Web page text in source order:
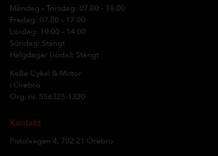
Måndag – Torsdag: 07.00 – 18.00
Fredag: 07.00 – 17.00
Lördag: 10.00 – 14.00
Söndag: Stängt
Helgdagar (röda): Stängt
KeBe Cykel & Motor
i Örebro
Org. nr. 556325-1320
Kontakt
Pistolvägen 4, 702 21 Örebro